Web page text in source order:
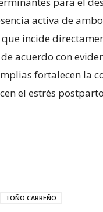
activa de
incide
acuerdo con
fortalecen la
el estrés
TOÑO CARREÑO